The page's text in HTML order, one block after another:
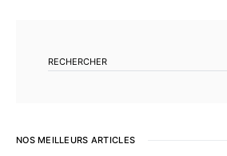
NOS MEILLEURS ARTICLES